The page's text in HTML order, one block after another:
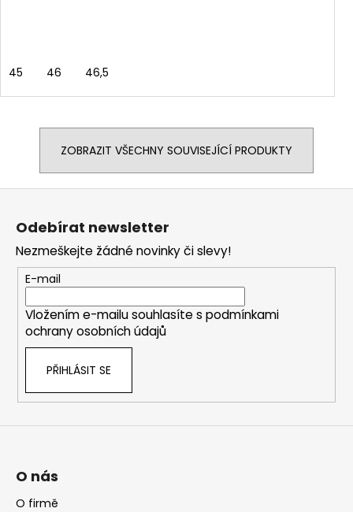
45 46 46,5
ZOBRAZIT VŠECHNY SOUVISEJÍCÍ PRODUKTY
Odebírat newsletter
Nezmeškejte žádné novinky či slevy!
E-mail
Vložením e-mailu souhlasíte s podmínkami
ochrany osobních údajů
PŘIHLÁSIT SE
O nás
O firmě